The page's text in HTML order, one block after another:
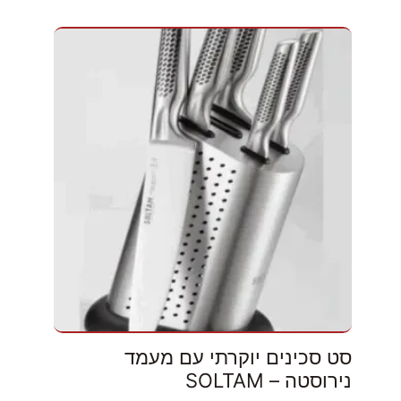
סט סכינים יוקרתי עם מעמד
נירוסטה – SOLTAM